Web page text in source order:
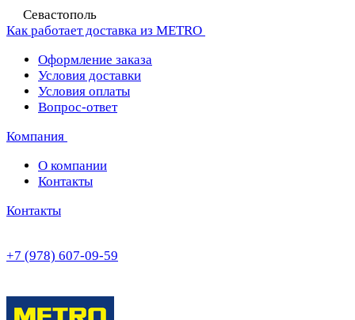
Севастополь
Как работает доставка из METRO
Оформление заказа
Условия доставки
Условия оплаты
Вопрос-ответ
Компания
О компании
Контакты
Контакты
+7 (978) 607-09-59